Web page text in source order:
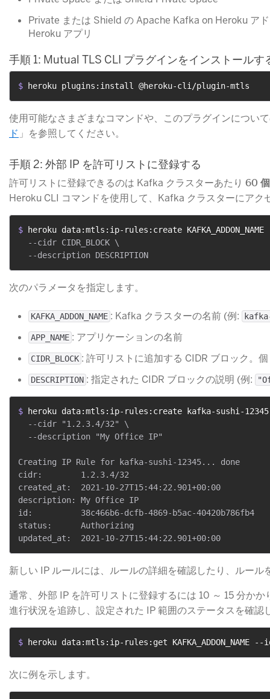
Private または Shield の Apache Kafka on Heroku ア
Heroku アプリ
手順 1: Mutual TLS CLI プラグインをインストールす
$ heroku plugins:install @heroku-cli/plugin-mtls
使用可能なさまざまなコマンドや、このプラグインについ
ド ​」を参照してください。
手順 2: 外部 IP を許可リストに登録する
許可リストに登録できるのは Kafka クラスターあたり 60
Heroku CLI コマンドを使用して、Kafka クラスターにア
$
heroku data:mtls:ip-rules:create KAFKA_ADDON_NAME
  --cidr CIDR_BLOCK \
次のパラメータを指定します。
KAFKA_ADDON_NAME ​: Kafka クラスターの名前 (例: ​
APP_NAME ​: アプリケーションの名前
CIDR_BLOCK ​: 許可リストに追加する CIDR ブロック。
DESCRIPTION ​: 指定された CIDR ブロックの説明 (例: ​
$
heroku data:mtls:ip-rules:create kafka-sushi-
  --cidr "1.2.3.4/32" \
  --description "My Office IP"
Creating IP Rule for kafka-sushi-12345... done
cidr:        1.2.3.4/32
created_at:  2021-10-27T15:44:22.901+00:00
description: My Office IP
id:          38c466b6-dcfb-4869-b5ac-40420b786fb4
status:      Authorizing
新しい IP ルールには、ルールの詳細を確認したり、ルー
通常、外部 IP を許可リストに登録するには 10 ～ 15 分かか
進行状況を追跡し、設定された IP 範囲のステータスを確認
$ heroku data:mtls:ip-rules:get KAFKA_ADDON_NAME --
次に例を示します。